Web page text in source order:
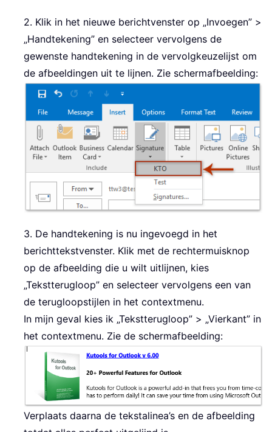
2. Klik in het nieuwe berichtvenster op „Invoegen” >
„Handtekening” en selecteer vervolgens de
gewenste handtekening in de vervolgkeuzelijst om
de afbeeldingen uit te lijnen. Zie schermafbeelding:
3. De handtekening is nu ingevoegd in het
berichttekstvenster. Klik met de rechtermuisknop
op de afbeelding die u wilt uitlijnen, kies
„Tekstterugloop” en selecteer vervolgens een van
de terugloopstijlen in het contextmenu.
In mijn geval kies ik „Tekstterugloop” > „Vierkant” in
het contextmenu. Zie de schermafbeelding:
Verplaats daarna de tekstalinea’s en de afbeelding